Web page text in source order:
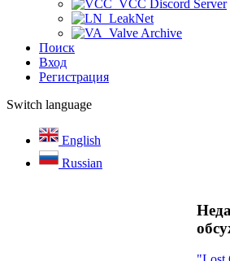
VCC Discord Server
LeakNet
Valve Archive
Поиск
Вход
Регистрация
Switch language
English
Russian